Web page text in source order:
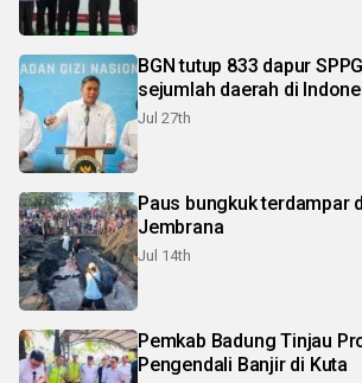
BGN tutup 833 dapur
sejumlah daerah di
Jul 27th
Paus bungkuk terdampar
Jembrana
Jul 14th
Pemkab Badung Tinjau
Pengendali Banjir di Kuta